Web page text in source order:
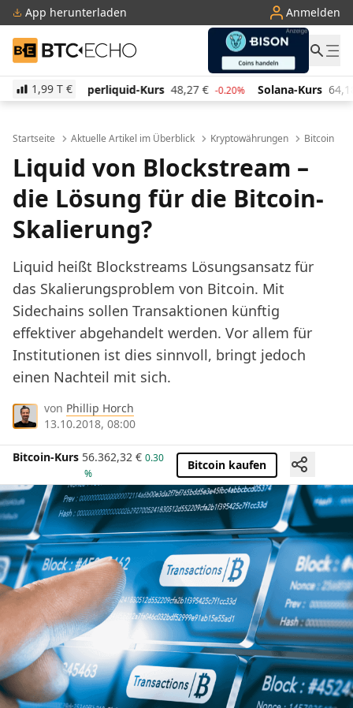
App herunterladen Anmelden
BTC-ECHO
1,99 T €
Kurs 48,27 -0.20% Solana-Kurs 64,18 € 0.60% TRON-Kurs
Startseite Aktuelle Artikel im Überblick Kryptowährungen Bitcoin
Liquid von Blockstream –
die Lösung für die Bitcoin-
Skalierung?
Liquid heißt Blockstreams Lösungsansatz für
das Skalierungsproblem von Bitcoin. Mit
Sidechains sollen Transaktionen künftig
effektiver abgehandelt werden. Vor allem für
Institutionen ist dies sinnvoll, bringt jedoch
einen Nachteil mit sich.
von Phillip Horch
13.10.2018, 08:00
Bitcoin-Kurs 56.362,32 € 0.30
%
Bitcoin kaufen